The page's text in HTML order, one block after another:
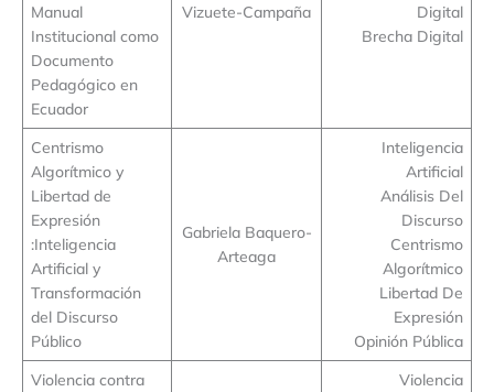
Manual
Institucional como
Documento
Pedagógico en
Ecuador
Vizuete-Campaña
Digital
Brecha Digital
Centrismo
Algorítmico y
Libertad de
Expresión
:Inteligencia
Artificial y
Transformación
del Discurso
Público
Gabriela Baquero-
Arteaga
Inteligencia
Artificial
Análisis Del
Discurso
Centrismo
Algorítmico
Libertad De
Expresión
Opinión Pública
Violencia contra
Violencia